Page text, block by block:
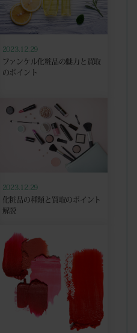
2023.12.29
ファンケル化粧品の魅力と買取
のポイント
2023.12.29
化粧品の種類と買取のポイント
解説